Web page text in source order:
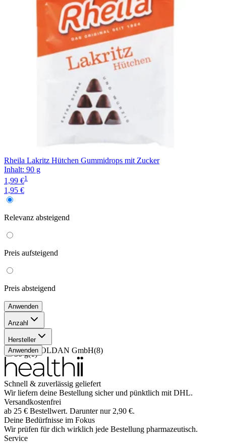
Rheila Lakritz Hütchen Gummidrops mit Zucker
Inhalt: 90 g
1,99 €1
1,95 €
Relevanz absteigend
Preis aufsteigend
Preis absteigend
Anwenden
Anzahl
90 g(6)
50 g(1)
Hersteller
Dr. C. SOLDAN GmbH(8)
Anwenden
Schnell & zuverlässig geliefert
Wir liefern deine Bestellung sicher und pünktlich mit DHL.
Versandkostenfrei
ab 25 € Bestellwert. Darunter nur 2,90 €.
Deine Bedürfnisse im Fokus
Wir prüfen für dich wirklich jede Bestellung pharmazeutisch.
Service